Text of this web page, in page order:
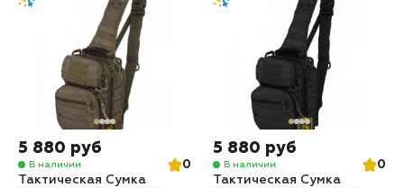
5 880 руб
В наличии
0
Тактическая Сумка
5 880 руб
В наличии
0
Тактическая Сумка